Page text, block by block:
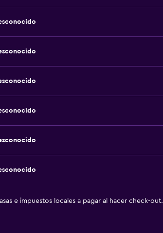
e impuestos locales a pagar al hacer check-out.